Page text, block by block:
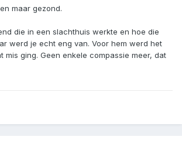
maar gezond.
die in een slachthuis werkte en hoe die
werd je echt eng van. Voor hem werd het
mis ging. Geen enkele compassie meer, dat